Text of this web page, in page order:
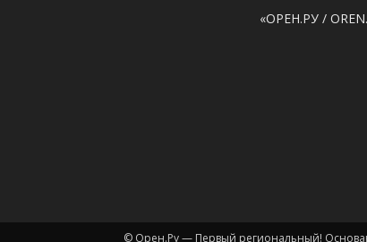
«ОРЕН.РУ /
© Орен.Ру — Первый региональный!